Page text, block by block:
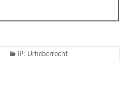
IP: Urheberrecht